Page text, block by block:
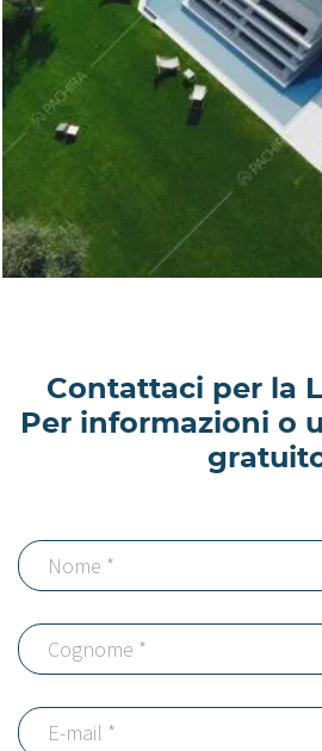
Contattaci per la
Per informazioni o